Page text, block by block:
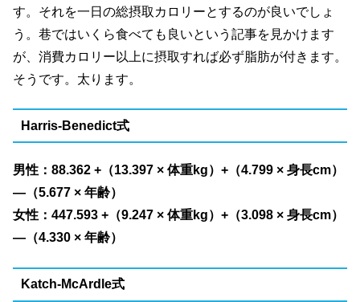
す。それを一日の総摂取カロリーとするのが良いでしょ
う。巷ではいくら食べても良いという記事を見かけます
が、消費カロリー以上に摂取すれば必ず脂肪が付きます。
そうです。太ります。
Harris-Benedict式
男性：88.362 +（13.397 × 体重kg）+（4.799 × 身長cm）
—（5.677 × 年齢）
女性：447.593 +（9.247 × 体重kg）+（3.098 × 身長cm）
—（4.330 × 年齢）
Katch-McArdle式